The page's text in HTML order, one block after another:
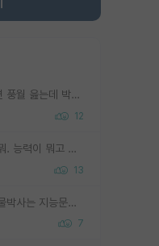
서당개 개 ㅅㄲ도 3년이면 풍월 읊는데 박사 5년 이상 대리고 있으면서 물된건 교수 탓 맞는ㄱ게 거기가 서당이 아니란 소리임
12
능력없는박사 란 말이지 뭐. 능력이 뭐고 능력이 있다는게 뭔지는 사람마다 기준이 다르니까 얘기해봐야 서로 자기 기준만 얘기해서 논쟁이 끝이 안나고. 주위에서 능력있고 야심있는 신입생이 교수가 유의미한 피드백을 아예 안주면서 제대로된 과제에 참여해볼 기회도 제공하지 않고 잡일 뺑뺑이만 돌려서 맨날 단순작업만 하면서 밤새다가 눈빛이 점점 죽어가는걸 본 사람은 물박사는 교수탓이라고 하고, 교수는 이것저것 알려도 주고 기회도 주고 사수 동기 붙여주면서 어떻게든 끌고가려고 하는데 본인이 매일 뺀질거리면서 출근 하는둥마는둥 하다가 기껏 와서도 폰이나 쳐다보다가 실험 망치고 저녁약속있어서 먼저 가볼게요~ 하는걸 본 사람은 물박사는 본인탓이라고 함.
13
교수가 아무리 방치해도 물박사는 지능문제고 본인 의지 문제임. 만물 교수탓 하는 애들이 이상한거임.
7